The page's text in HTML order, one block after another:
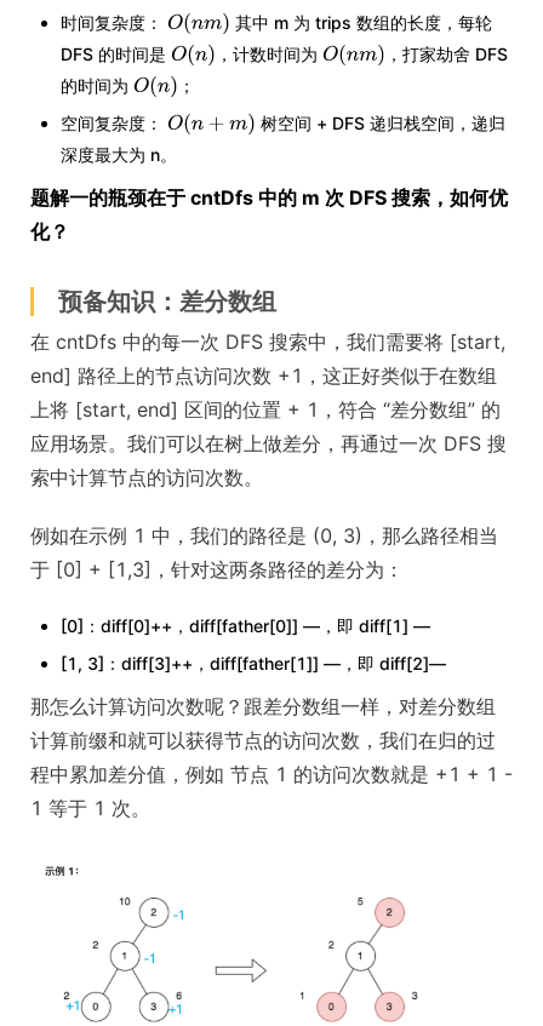
时间复杂度：
其中 m 为 trips 数组的长度，每轮
DFS 的时间是
，计数时间为
，打家劫舍 DFS
的时间为
；
空间复杂度：
树空间 + DFS 递归栈空间，递归
深度最大为 n。
题解一的瓶颈在于 cntDfs 中的 m 次 DFS 搜索，如何优
化？
预备知识：差分数组
在 cntDfs 中的每一次 DFS 搜索中，我们需要将 [start,
end] 路径上的节点访问次数 +1，这正好类似于在数组
上将 [start, end] 区间的位置 + 1，符合 “差分数组” 的
应用场景。我们可以在树上做差分，再通过一次 DFS 搜
索中计算节点的访问次数。
例如在示例 1 中，我们的路径是 (0, 3)，那么路径相当
于 [0] + [1,3]，针对这两条路径的差分为：
[0]：diff[0]++，diff[father[0]] —，即 diff[1] —
[1, 3]：diff[3]++，diff[father[1]] —，即 diff[2]—
那怎么计算访问次数呢？跟差分数组一样，对差分数组
计算前缀和就可以获得节点的访问次数，我们在归的过
程中累加差分值，例如 节点 1 的访问次数就是 +1 + 1 -
1 等于 1 次。